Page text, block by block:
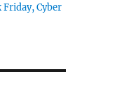
Friday, Cyber